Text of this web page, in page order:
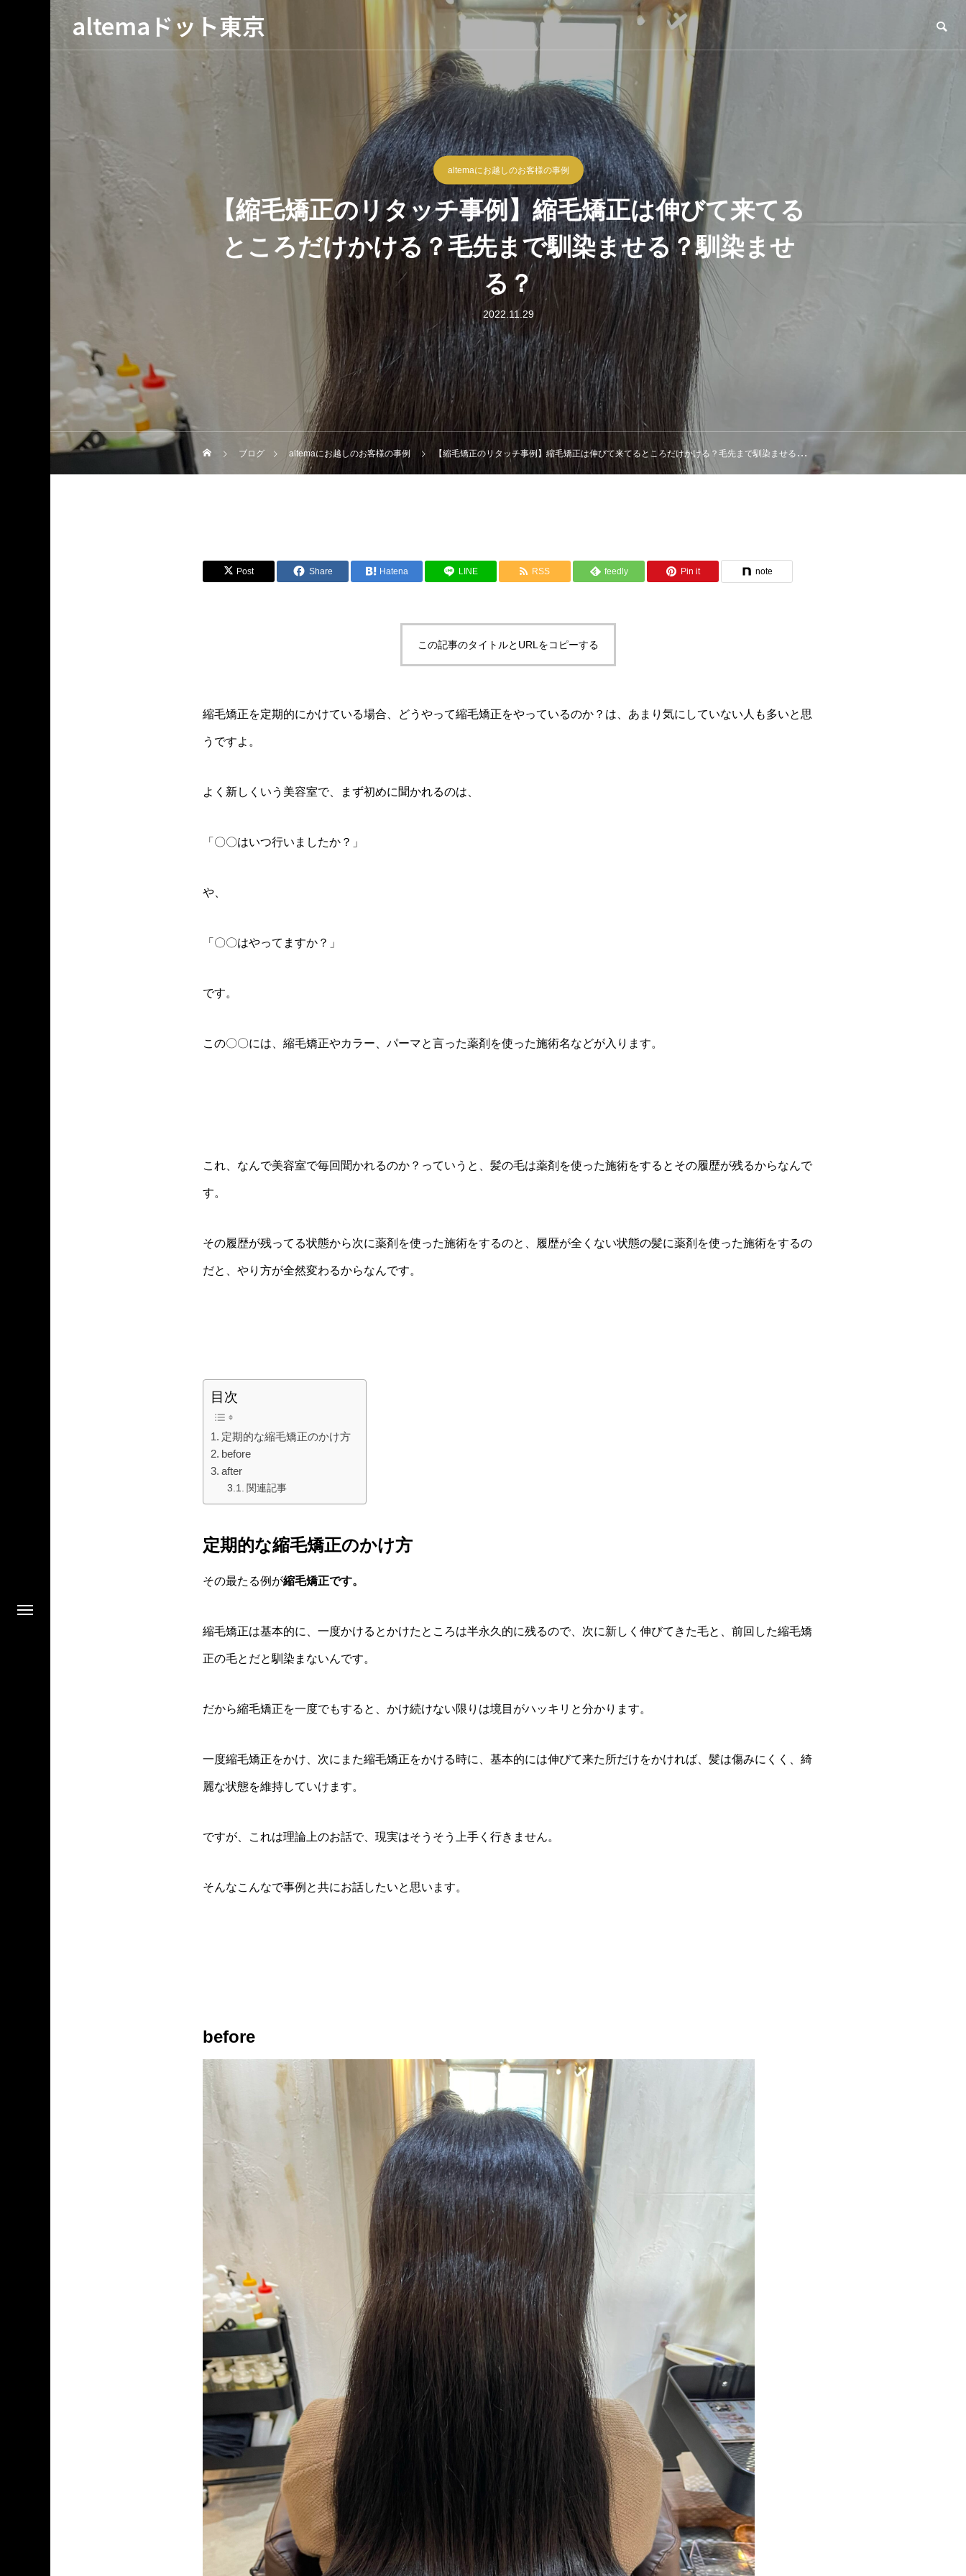
altemaドット東京
altemaにお越しのお客様の事例
【縮毛矯正のリタッチ事例】縮毛矯正は伸びて来てる
ところだけかける？毛先まで馴染ませる？馴染ませ
る？
2022.11.29
ブログ altemaにお越しのお客様の事例 【縮毛矯正のリタッチ事例】縮毛矯正は伸びて来てるところだけかける？毛先まで馴染ませる？馴染ませる？
Post Share Hatena LINE RSS feedly Pin it note
この記事のタイトルとURLをコピーする
縮毛矯正を定期的にかけている場合、どうやって縮毛矯正をやっているのか？は、あまり気にしていない人も多いと思
うですよ。
よく新しくいう美容室で、まず初めに聞かれるのは、
「〇〇はいつ行いましたか？」
や、
「〇〇はやってますか？」
です。
この〇〇には、縮毛矯正やカラー、パーマと言った薬剤を使った施術名などが入ります。
これ、なんで美容室で毎回聞かれるのか？っていうと、髪の毛は薬剤を使った施術をするとその履歴が残るからなんで
す。
その履歴が残ってる状態から次に薬剤を使った施術をするのと、履歴が全くない状態の髪に薬剤を使った施術をするの
だと、やり方が全然変わるからなんです。
目次
定期的な縮毛矯正のかけ方
before
after
関連記事
定期的な縮毛矯正のかけ方
その最たる例が縮毛矯正です。
縮毛矯正は基本的に、一度かけるとかけたところは半永久的に残るので、次に新しく伸びてきた毛と、前回した縮毛矯
正の毛とだと馴染まないんです。
だから縮毛矯正を一度でもすると、かけ続けない限りは境目がハッキリと分かります。
一度縮毛矯正をかけ、次にまた縮毛矯正をかける時に、基本的には伸びて来た所だけをかければ、髪は傷みにくく、綺
麗な状態を維持していけます。
ですが、これは理論上のお話で、現実はそうそう上手く行きません。
そんなこんなで事例と共にお話したいと思います。
before